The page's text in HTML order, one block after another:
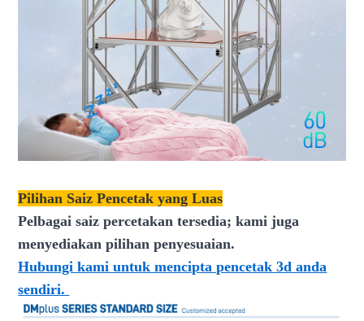
Pilihan Saiz Pencetak yang Luas
Pelbagai saiz percetakan tersedia; kami juga
menyediakan pilihan penyesuaian.
Hubungi kami untuk mencipta pencetak 3d anda
sendiri.